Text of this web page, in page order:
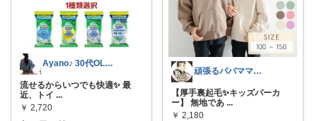
Ayano♪ 30代OLファッション
流せるからいつでも快適✨ 最
近、トイ ...
￥ 2,720
頑張るパパママ応援隊@育児・子供用品紹介
【厚手裏起毛✨キッズパーカ
ー】 無地であ ...
￥ 2,180